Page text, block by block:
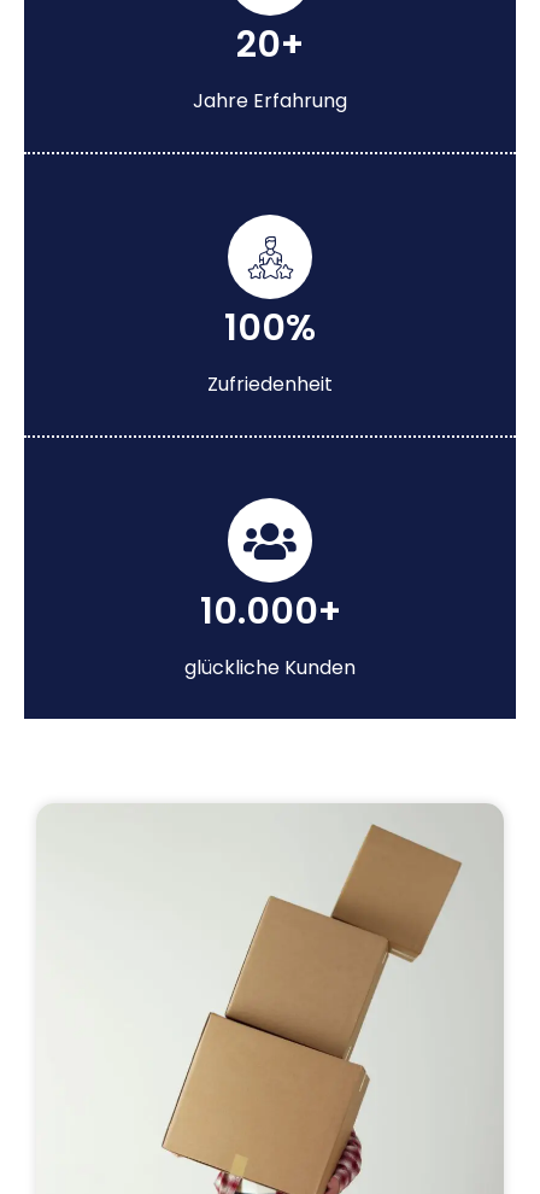
20+
Jahre Erfahrung
100%
Zufriedenheit
10.000+
glückliche Kunden